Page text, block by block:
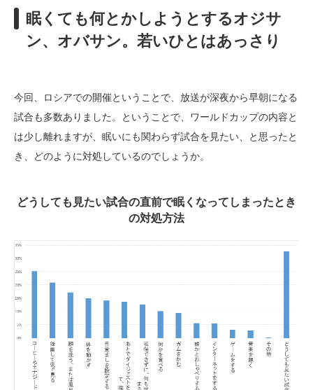
眠くても何とかしようとするオジサ
ン、オバサン。若いひとはあっさり
今回、ロシアでの開催ということで、放送が深夜から早朝になる
試合も多数ありました。ということで、ワールドカップの内容と
は少し離れますが、眠いにも関わらず試合を見たい、と思ったと
き、どのように対処しているのでしょうか。
どうしても見たい試合の直前で眠くなってしまったとき
の対処方法